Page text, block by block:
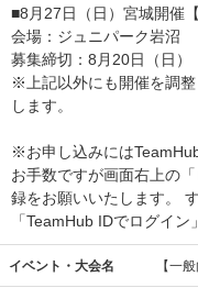
■8月27日（日）宮城開催【
会場：ジュニパーク岩沼
募集締切：8月20日（日）
※上記以外にも開催を調
します。
※お申し込みには
お手数ですが画面右上の
録をお願いいたします。
「TeamHub IDでログイ
イベント・大会名 【一